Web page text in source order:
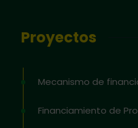
Proyectos
Mecanismo de
Financiamiento de